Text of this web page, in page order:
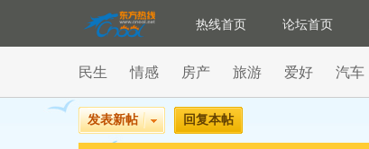
热线首页 论坛首页
民生 情感 房产 旅游 爱好 汽车
发表新帖 回复本帖